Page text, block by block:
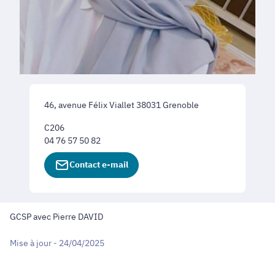
46, avenue Félix Viallet 38031 Grenoble
C206
04 76 57 50 82
Contact e-mail
GCSP avec Pierre DAVID
Mise à jour - 24/04/2025